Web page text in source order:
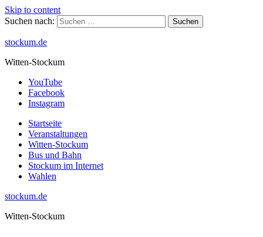
Skip to content
Suchen nach:
stockum.de
Witten-Stockum
YouTube
Facebook
Instagram
Startseite
Veranstaltungen
Witten-Stockum
Bus und Bahn
Stockum im Internet
Wahlen
stockum.de
Witten-Stockum